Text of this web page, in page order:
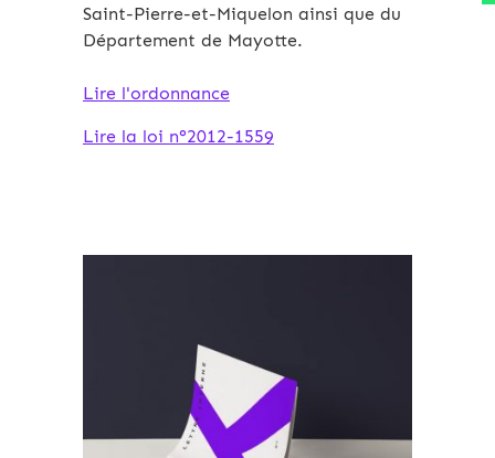
Saint-Pierre-et-Miquelon ainsi que du
Département de Mayotte.
Lire l'ordonnance
Lire la loi n°2012-1559